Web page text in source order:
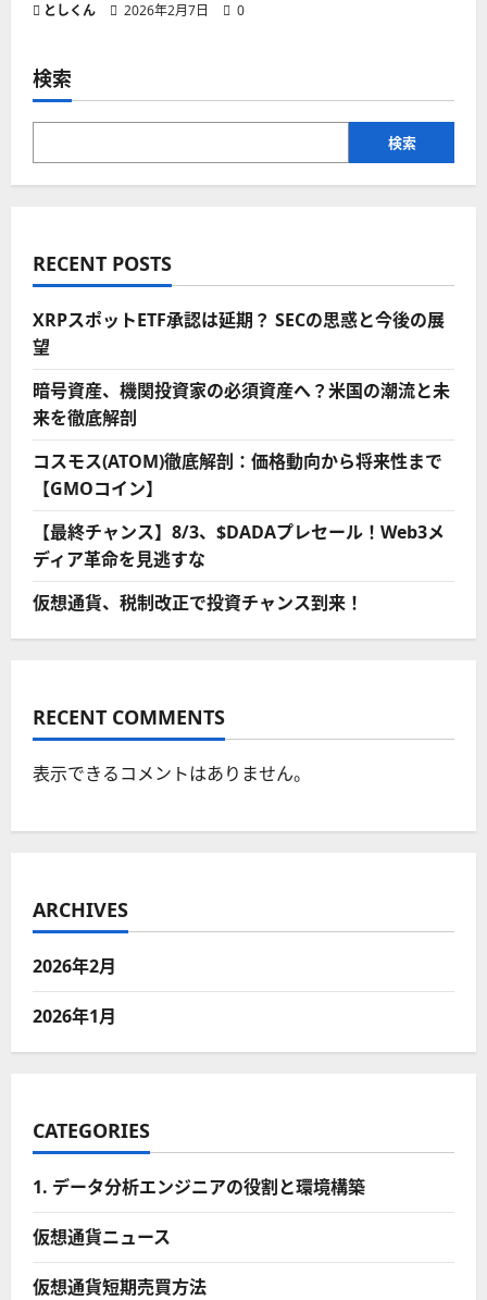
としくん 2026年2月7日 0
検索
検索
RECENT POSTS
XRPスポットETF承認は延期？ SECの思惑と今後の展
望
暗号資産、機関投資家の必須資産へ？米国の潮流と未
来を徹底解剖
コスモス(ATOM)徹底解剖：価格動向から将来性まで
【GMOコイン】
【最終チャンス】8/3、$DADAプレセール！Web3メ
ディア革命を見逃すな
仮想通貨、税制改正で投資チャンス到来！
RECENT COMMENTS
表示できるコメントはありません。
ARCHIVES
2026年2月
2026年1月
CATEGORIES
1. データ分析エンジニアの役割と環境構築
仮想通貨ニュース
仮想通貨短期売買方法